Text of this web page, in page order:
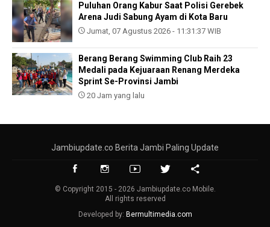
Puluhan Orang Kabur Saat Polisi Gerebek
Arena Judi Sabung Ayam di Kota Baru
Jumat, 07 Agustus 2026 - 11:31:37 WIB
Berang Berang Swimming Club Raih 23
Medali pada Kejuaraan Renang Merdeka
Sprint Se-Provinsi Jambi
20 Jam yang lalu
Jambiupdate.co Berita Jambi Paling Update
© Copyright 2015 - 2026 Jambiupdate.co Mobile.
All rights reserved
Developed by: Bermultimedia.com